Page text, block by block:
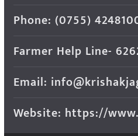
Phone: (0755)
Farmer Help Line-
Email:
Website: https://